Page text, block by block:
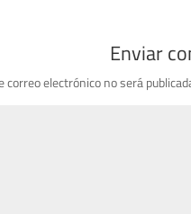
Enviar
correo electrónico no será